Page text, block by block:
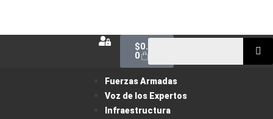
$0.00
0
Fuerzas Armadas
Voz de los Expertos
Infraestructura